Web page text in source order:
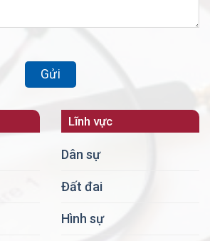
Lĩnh vực
Dân sự
Đất đai
Hình sự